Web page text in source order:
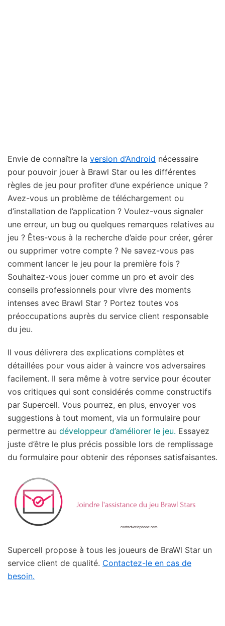
Envie de connaître la version d’Android nécessaire
pour pouvoir jouer à Brawl Star ou les différentes
règles de jeu pour profiter d’une expérience unique ?
Avez-vous un problème de téléchargement ou
d’installation de l’application ? Voulez-vous signaler
une erreur, un bug ou quelques remarques relatives au
jeu ? Êtes-vous à la recherche d’aide pour créer, gérer
ou supprimer votre compte ? Ne savez-vous pas
comment lancer le jeu pour la première fois ?
Souhaitez-vous jouer comme un pro et avoir des
conseils professionnels pour vivre des moments
intenses avec Brawl Star ? Portez toutes vos
préoccupations auprès du service client responsable
du jeu.
Il vous délivrera des explications complètes et
détaillées pour vous aider à vaincre vos adversaires
facilement. Il sera même à votre service pour écouter
vos critiques qui sont considérés comme constructifs
par Supercell. Vous pourrez, en plus, envoyer vos
suggestions à tout moment, via un formulaire pour
permettre au développeur d’améliorer le jeu. Essayez
juste d’être le plus précis possible lors de remplissage
du formulaire pour obtenir des réponses satisfaisantes.
Supercell propose à tous les joueurs de BraWl Star un
service client de qualité. Contactez-le en cas de
besoin.